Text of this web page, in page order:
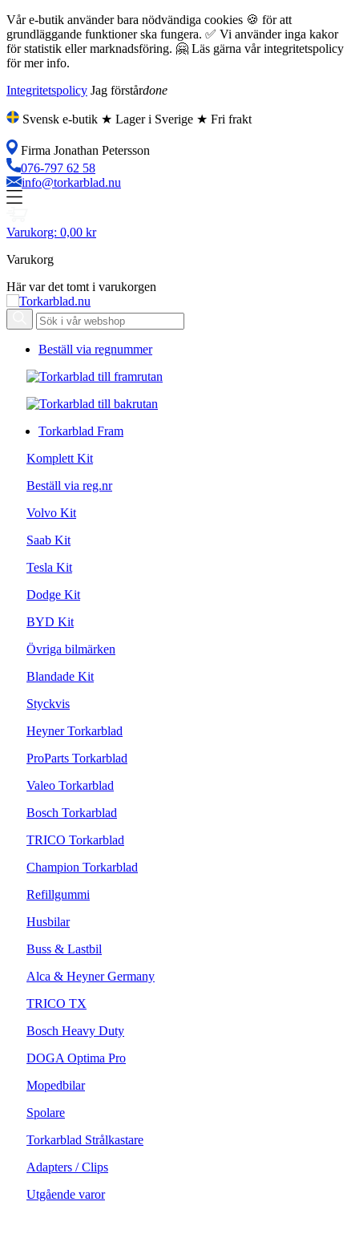
Vår e-butik använder bara nödvändiga cookies 🍪 för att
grundläggande funktioner ska fungera. ✅ Vi använder inga kakor
för statistik eller marknadsföring. 🤗 Läs gärna vår integritetspolicy
för mer info.
Integritetspolicy Jag förstårdone
Svensk e-butik ★ Lager i Sverige ★ Fri frakt
Firma Jonathan Petersson
076-797 62 58
info@torkarblad.nu
Varukorg: 0,00 kr
Varukorg
Här var det tomt i varukorgen
Beställ via regnummer
Torkarblad Fram
Komplett Kit
Beställ via reg.nr
Volvo Kit
Saab Kit
Tesla Kit
Dodge Kit
BYD Kit
Övriga bilmärken
Blandade Kit
Styckvis
Heyner Torkarblad
ProParts Torkarblad
Valeo Torkarblad
Bosch Torkarblad
TRICO Torkarblad
Champion Torkarblad
Refillgummi
Husbilar
Buss & Lastbil
Alca & Heyner Germany
TRICO TX
Bosch Heavy Duty
DOGA Optima Pro
Mopedbilar
Spolare
Torkarblad Strålkastare
Adapters / Clips
Utgående varor